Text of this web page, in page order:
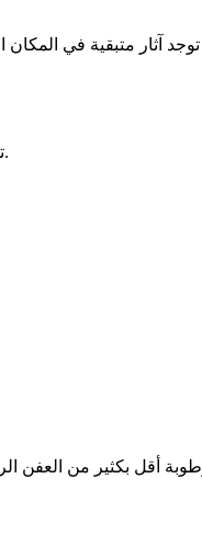
توجد آثار متبقية في
تحدث العدوى بالفطريات ، التي تتجلى في شكل تعفن رطب ، فقط في الخشب الرطب. يتوقف تطور العفن الرطب عند إزالة مصدر الرطوبة.